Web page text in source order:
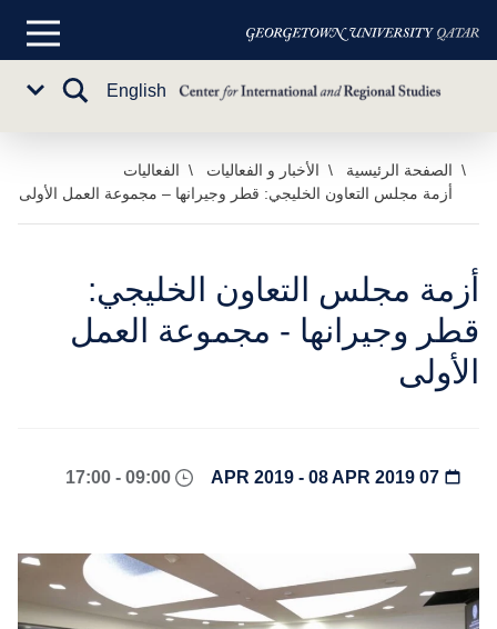
تخطي
المحتوى
القائمة
English
تبديل
الصفحة الرئيسية الأخبار و الفعاليات
الفعاليات
أزمة مجلس التعاون الخليجي: قطر وجيرانها – مجموعة العمل الأولى
أزمة مجلس التعاون الخليجي:
قطر وجيرانها - مجموعة العمل
الأولى